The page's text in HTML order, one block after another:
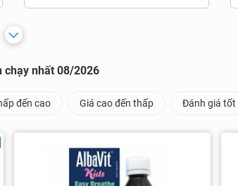
chạy nhất 08/2026
đến cao Giá cao đến thấp Đánh giá tốt